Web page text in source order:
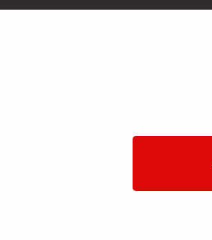
Maicii